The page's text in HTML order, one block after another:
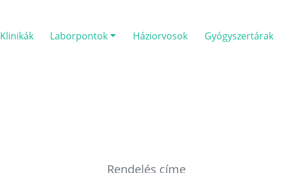
Klinikák Laborpontok Háziorvosok Gyógyszertárak
Rendelés címe